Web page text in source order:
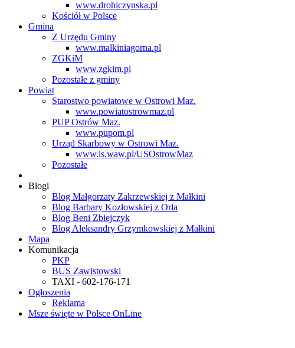
www.drohiczynska.pl
Kościół w Polsce
Gmina
Z Urzędu Gminy
www.malkiniagorna.pl
ZGKiM
www.zgkim.pl
Pozostałe z gminy
Powiat
Starostwo powiatowe w Ostrowi Maz.
www.powiatostrowmaz.pl
PUP Ostrów Maz.
www.pupom.pl
Urząd Skarbowy w Ostrowi Maz.
www.is.waw.pl/USOstrowMaz
Pozostałe
Blogi
Blog Małgorzaty Zakrzewskiej z Małkini
Blog Barbary Kozłowskiej z Orła
Blog Beni Zbiejczyk
Blog Aleksandry Grzymkowskiej z Małkini
Mapa
Komunikacja
PKP
BUS Zawistowski
TAXI - 602-176-171
Ogłoszenia
Reklama
Msze święte w Polsce OnLine